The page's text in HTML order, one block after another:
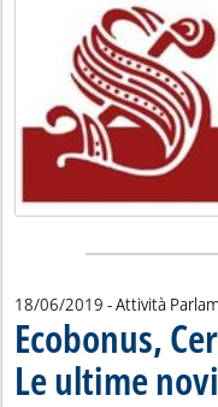
Lista allegati
18/06/2019 - Attività
Ecobonus,
Le ultime